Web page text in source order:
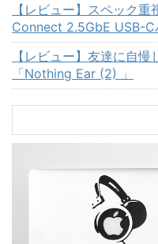
【レビュー】スペック
Connect 2.5GbE USB-C
【レビュー】友達に自
「Nothing Ear (2) 」